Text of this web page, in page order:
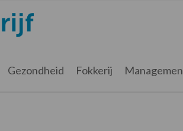
Gezondheid Fokkerij